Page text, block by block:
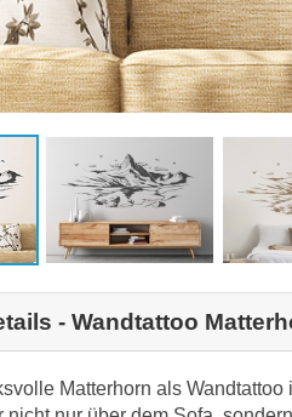
- Wandtattoo
Matterhorn als